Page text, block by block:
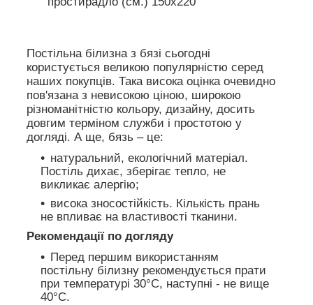
Постільна білизна з бязі сьогодні
користується великою популярністю серед
наших покупців. Така висока оцінка очевидно
пов'язана з невисокою ціною, широкою
різноманітністю кольору, дизайну, досить
довгим терміном служби і простотою у
догляді. А ще, бязь – це:
натуральний, екологічний матеріал.
Постіль дихає, зберігає тепло, не
викликає алергію;
висока зносостійкість. Кількість прань
не впливає на властивості тканини.
Рекомендації по догляду
Перед першим використанням
постільну білизну рекомендується прати
при температурі 30°C, наступні - не вище
40°C.